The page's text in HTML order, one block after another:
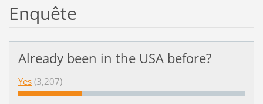
Enquête
Already been in the USA before?
Yes (3,207)